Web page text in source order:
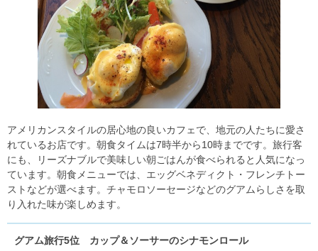
アメリカンスタイルの居心地の良いカフェで、地元の人たちに愛さ
れているお店です。朝食タイムは7時半から10時までです。旅行客
にも、リーズナブルで美味しい朝ごはんが食べられると人気になっ
ています。朝食メニューでは、エッグベネディクト・フレンチトー
ストなどが選べます。チャモロソーセージなどのグアムらしさを取
り入れた味が楽しめます。
グアム旅行5位 カップ＆ソーサーのシナモンロール